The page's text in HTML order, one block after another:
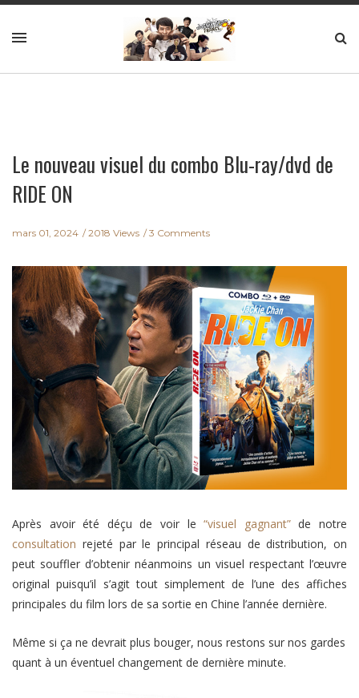
Le nouveau visuel du combo Blu-ray/dvd de
RIDE ON
mars 01, 2024 2018 Views 3 Comments
Après avoir été déçu de voir le“visuel gagnant”de notre
consultation rejeté par le principal réseau de distribution, on
peut souffler d’obtenir néanmoins un visuel respectant l’œuvre
original puisqu’il s’agit tout simplement de l’une des affiches
principales du film lors de sa sortie en Chine l’année dernière.
Même si ça ne devrait plus bouger, nous restons sur nos gardes
quant à un éventuel changement de dernière minute.